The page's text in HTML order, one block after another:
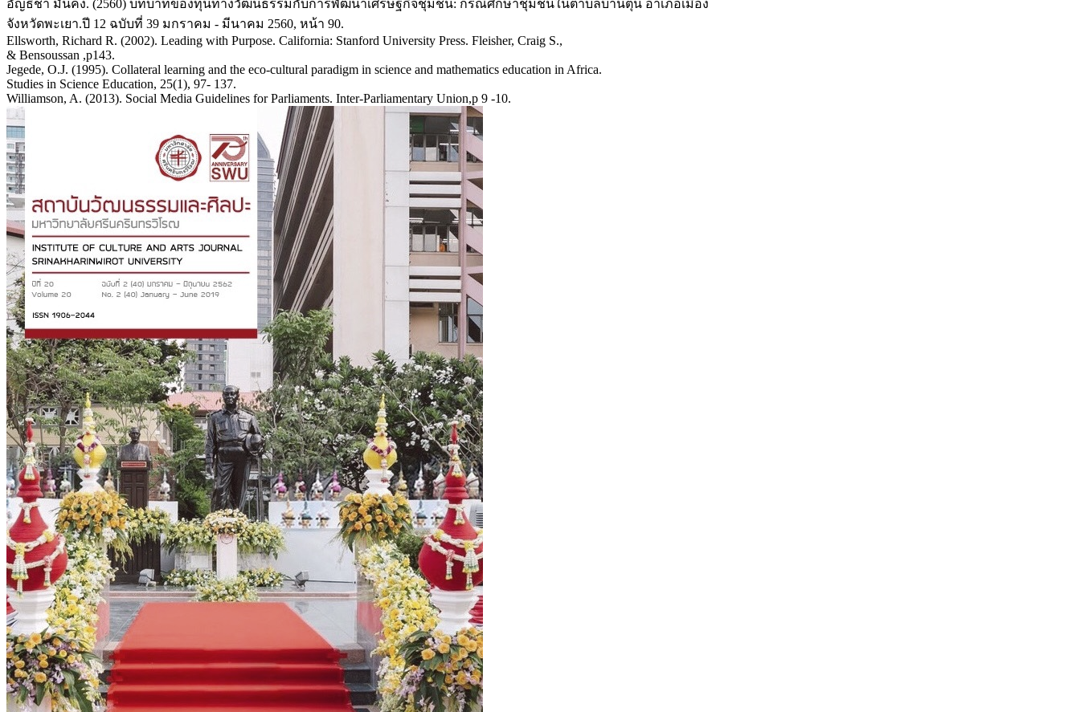
อัญธิชา มั่นคง. (2560) บทบาทของทุนทางวัฒนธรรมกับการพัฒนาเศรษฐกิจชุมชน: กรณีศึกษาชุมชนในตำบลบ้านตุ่น อำเภอเมือง
จังหวัดพะเยา.ปี 12 ฉบับที่ 39 มกราคม - มีนาคม 2560, หน้า 90.
Ellsworth, Richard R. (2002). Leading with Purpose. California: Stanford University Press. Fleisher, Craig S.,
& Bensoussan ,p143.
Jegede, O.J. (1995). Collateral learning and the eco-cultural paradigm in science and mathematics education in Africa.
Studies in Science Education, 25(1), 97- 137.
Williamson, A. (2013). Social Media Guidelines for Parliaments. Inter-Parliamentary Union,p 9 -10.